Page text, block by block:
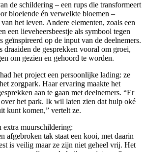
de schildering – een rups die transformeert
bloeiende én verwelkte bloemen –
het leven. Andere elementen, zoals een
een lieveheersbeestje als symbool tegen
geïnspireerd op de input van de deelnemers.
draaiden de gesprekken vooral om groei,
om gezien en gehoord te worden.
het project een persoonlijke lading: ze
zorgpark. Haar ervaring maakte het
aan te gaan met deelnemers. “Er
het park. Ik wil laten zien dat hulp oké
kunt komen,” vertelt ze.
extra muurschildering:
afgebroken tak staat een kooi, met daarin
is veilig maar ze zijn niet geheel vrij. Het